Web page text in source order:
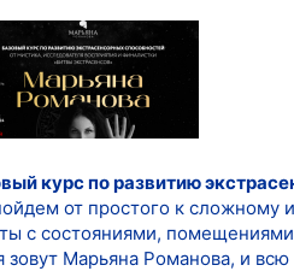
курс по развитию
от простого к сложному
с состояниями,
зовут Марьяна Романова, и